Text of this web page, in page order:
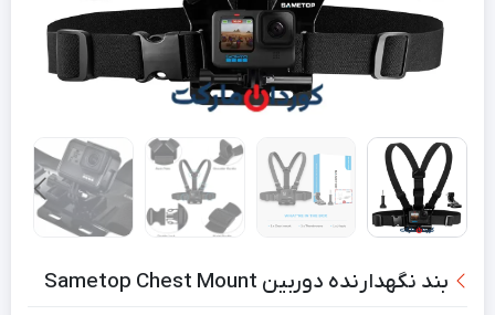
بند نگهدارنده دوربین Sametop Chest Mount